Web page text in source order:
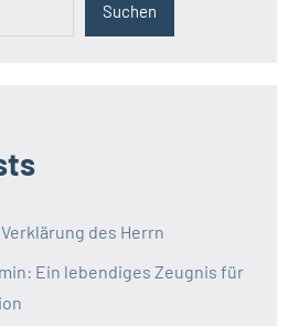
Suchen
des Herrn
Ein lebendiges Zeugnis für